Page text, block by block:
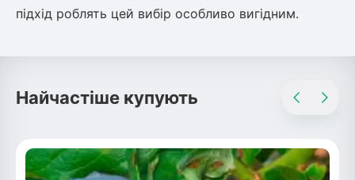
підхід роблять цей вибір особливо вигідним.
Найчастіше купують